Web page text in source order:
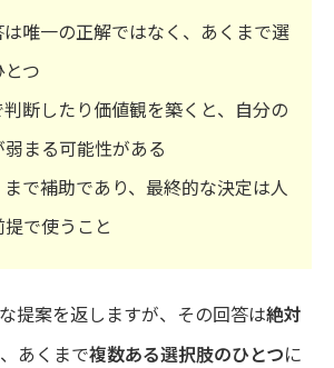
唯一の正解ではなく、あくまで選
とつ
断したり価値観を築くと、自分の
弱まる可能性がある
で補助であり、最終的な決定は人
で使うこと
提案を返しますが、その回答は絶対
、あくまで複数ある選択肢のひとつに